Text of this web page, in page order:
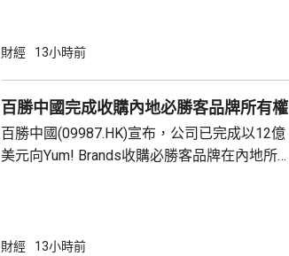
行納稅義務，境外保險收益也屬於應納稅所得
從境外取得，包括保險收益在內，應依法繳納
個人所得稅，是國際通行做法，亦是中國個人
所得稅法實施以來，一直堅持的基本原則...
財經 13小時前
百勝中國完成收購內地必勝客品牌所有權
百勝中國(09987.HK)宣布，公司已完成以12億
美元向Yum! Brands收購必勝客品牌在內地所
800家。 免去向Yum! Brands支付3%的特許經
財經 13小時前